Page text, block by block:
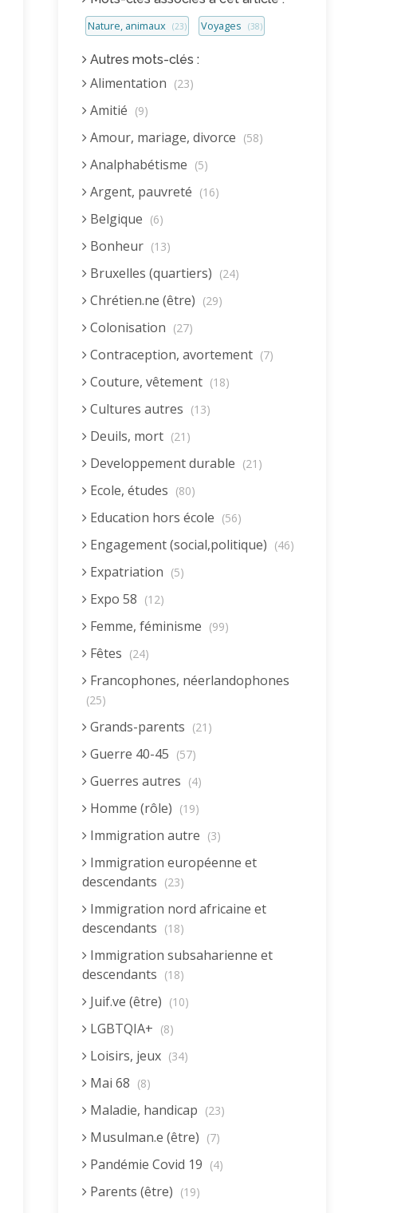
Nature, animaux (23) Voyages (38)
Autres mots-clés :
Alimentation (23)
Amitié (9)
Amour, mariage, divorce (58)
Analphabétisme (5)
Argent, pauvreté (16)
Belgique (6)
Bonheur (13)
Bruxelles (quartiers) (24)
Chrétien.ne (être) (29)
Colonisation (27)
Contraception, avortement (7)
Couture, vêtement (18)
Cultures autres (13)
Deuils, mort (21)
Developpement durable (21)
Ecole, études (80)
Education hors école (56)
Engagement (social,politique) (46)
Expatriation (5)
Expo 58 (12)
Femme, féminisme (99)
Fêtes (24)
Francophones, néerlandophones
(25)
Grands-parents (21)
Guerre 40-45 (57)
Guerres autres (4)
Homme (rôle) (19)
Immigration autre (3)
Immigration européenne et
descendants (23)
Immigration nord africaine et
descendants (18)
Immigration subsaharienne et
descendants (18)
Juif.ve (être) (10)
LGBTQIA+ (8)
Loisirs, jeux (34)
Mai 68 (8)
Maladie, handicap (23)
Musulman.e (être) (7)
Pandémie Covid 19 (4)
Parents (être) (19)